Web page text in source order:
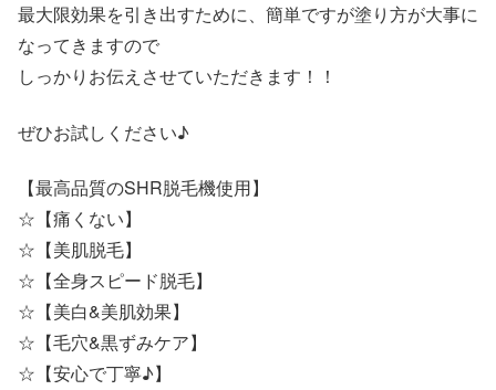
最大限効果を引き出すために、簡単ですが塗り方が大事に
なってきますので
しっかりお伝えさせていただきます！！
ぜひお試しください♪
【最高品質のSHR脱毛機使用】
☆【痛くない】
☆【美肌脱毛】
☆【全身スピード脱毛】
☆【美白&美肌効果】
☆【毛穴&黒ずみケア】
☆【安心で丁寧♪】